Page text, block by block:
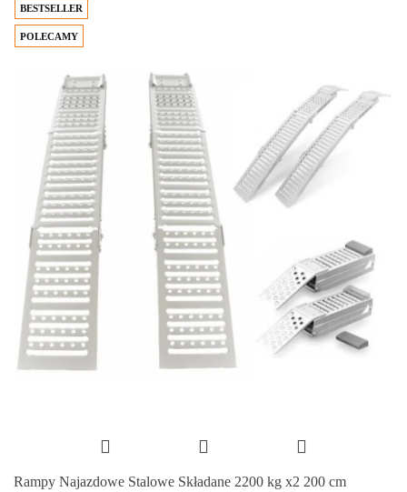
BESTSELLER
POLECAMY
Rampy Najazdowe Stalowe Składane 2200 kg x2 200 cm